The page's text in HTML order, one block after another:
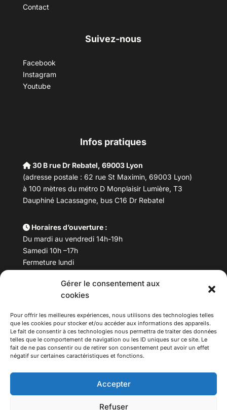
Gérer le consentement aux
cookies
Pour offrir les meilleures expériences, nous utilisons des technologies telles
que les cookies pour stocker et/ou accéder aux informations des appareils.
Le fait de consentir à ces technologies nous permettra de traiter des données
telles que le comportement de navigation ou les ID uniques sur ce site. Le
fait de ne pas consentir ou de retirer son consentement peut avoir un effet
négatif sur certaines caractéristiques et fonctions.
Accepter
Refuser
Contact
Suivez-nous
Facebook
Instagram
Youtube
Infos pratiques
30 B rue Dr Rebatel, 69003 Lyon
(adresse postale : 62 rue St Maximin, 69003 Lyon)
à 100 mètres du métro D Monplaisir Lumière, T3
Dauphiné Lacassagne, bus C16 Dr Rebatel
Horaires d’ouverture :
Du mardi au vendredi 14h-19h
Samedi 10h –17h
Fermeture lundi
Téléphone : 04 78 53 06 40
maisondesculturesasiatiques@asiexpo.com